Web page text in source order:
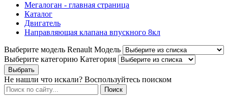
Мегалоган - главная страница
Каталог
Двигатель
Направляющая клапана впускного 8кл
Выберите модель Renault Модель
Выберите категорию Категория
Не нашли что искали? Воспользуйтесь поиском